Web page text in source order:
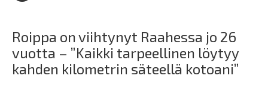
Roippa on viihtynyt Raahessa jo 26
vuotta – ”Kaikki tarpeellinen löytyy
kahden kilometrin säteellä kotoani”